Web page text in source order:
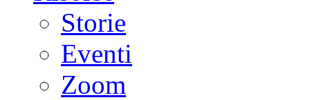
Storie
Eventi
Zoom